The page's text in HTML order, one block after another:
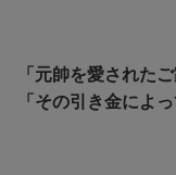
「元帥を愛された
「その引き金によ